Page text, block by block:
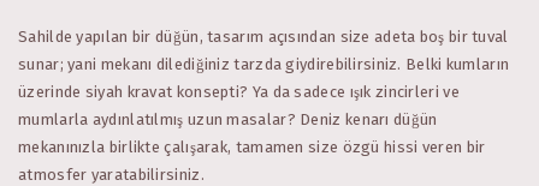
Sahilde yapılan bir düğün, tasarım açısından size adeta boş bir tuval
sunar; yani mekanı dilediğiniz tarzda giydirebilirsiniz. Belki kumların
üzerinde siyah kravat konsepti? Ya da sadece ışık zincirleri ve
mumlarla aydınlatılmış uzun masalar? Deniz kenarı düğün
mekanınızla birlikte çalışarak, tamamen size özgü hissi veren bir
atmosfer yaratabilirsiniz.